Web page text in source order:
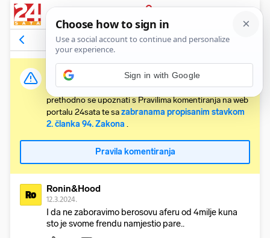
PRIJAVA
Odgovori na komentar Vidi članak
Važna obavijest:
Svaki korisnik koji želi komentirati članke obvezan je
prethodno se upoznati s Pravilima komentiranja na web
portalu 24sata te sazabranama propisanim stavkom
2. članka 94. Zakona .
Pravila komentiranja
Ro Ronin&Hood
12.3.2024.
I da ne zaboravimo berosovu aferu od 4milje kuna
sto je svome frendu namjestio pare..
Sign in with Google